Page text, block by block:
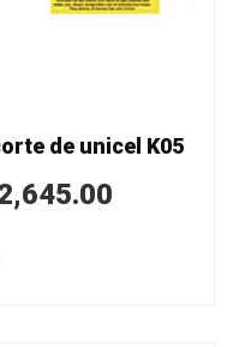
de unicel K05